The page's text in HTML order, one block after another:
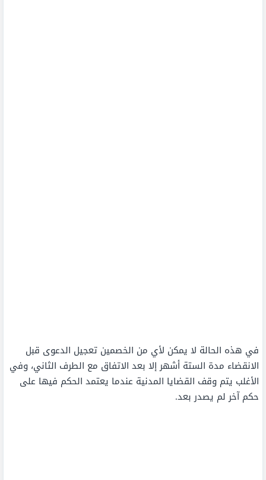
في هذه الحالة لا يمكن لأي من الخصمين تعجيل الدعوى قبل
الانقضاء مدة الستة أشهر إلا بعد الاتفاق مع الطرف الثاني، وفي
الأغلب يتم وقف القضايا المدنية عندما يعتمد الحكم فيها على
حكم آخر لم يصدر بعد.